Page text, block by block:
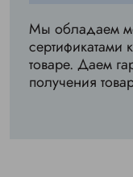
Мы обладаем
сертификатами
товаре. Даем
получения